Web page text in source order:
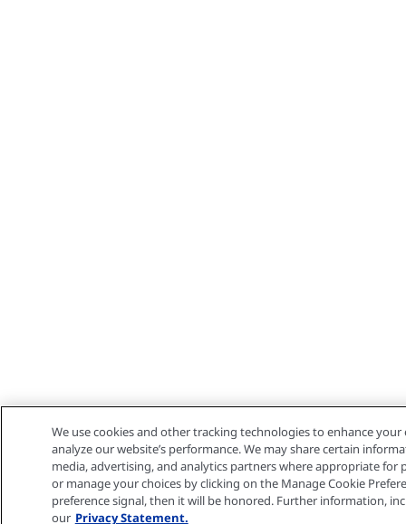
We use cookies and other tracking technologies to enhance
analyze our website’s performance. We may share certain
media, advertising, and analytics partners where appropriate for
or manage your choices by clicking on the Manage Cookie
preference signal, then it will be honored. Further information,
our Privacy Statement.